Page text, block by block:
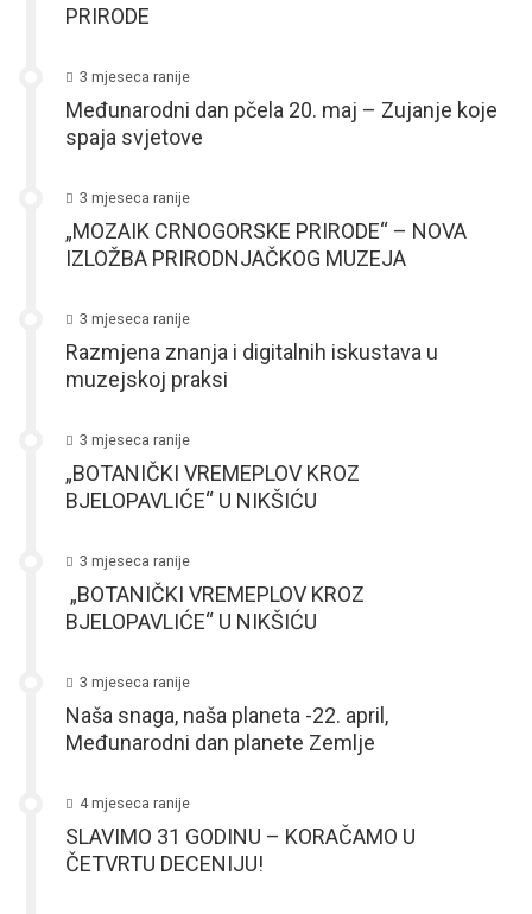
PRIRODE
3 mjeseca ranije
Međunarodni dan pčela 20. maj – Zujanje koje
spaja svjetove
3 mjeseca ranije
„MOZAIK CRNOGORSKE PRIRODE“ – NOVA
IZLOŽBA PRIRODNJAČKOG MUZEJA
3 mjeseca ranije
Razmjena znanja i digitalnih iskustava u
muzejskoj praksi
3 mjeseca ranije
„BOTANIČKI VREMEPLOV KROZ
BJELOPAVLIĆE“ U NIKŠIĆU
3 mjeseca ranije
„BOTANIČKI VREMEPLOV KROZ
BJELOPAVLIĆE“ U NIKŠIĆU
3 mjeseca ranije
Naša snaga, naša planeta -22. april,
Međunarodni dan planete Zemlje
4 mjeseca ranije
SLAVIMO 31 GODINU – KORAČAMO U
ČETVRTU DECENIJU!